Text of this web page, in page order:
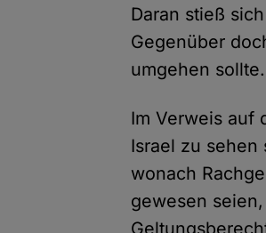
Daran stieß
Gegenüber
umgehen sollte.
Im Verweis auf
Israel zu
wonach
gewesen